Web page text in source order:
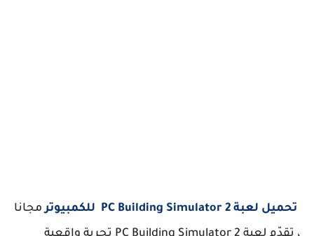
تحميل لعبة PC Building Simulator 2 للكمبيوتر
مجانا